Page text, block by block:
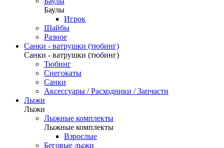
Баулы
Игрок
Шайбы
Разное
Санки - ватрушки (тюбинг)
Санки - ватрушки (тюбинг)
Тюбинг
Снегокаты
Санки
Аксессуары / Расходники / Запчасти
Лыжи
Лыжи
Лыжные комплекты
Лыжные комплекты
Взрослые
Беговые лыжи